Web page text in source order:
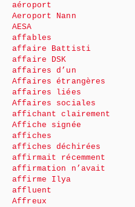
aéroport
Aeroport Nann
AESA
affables
affaire Battisti
affaire DSK
affaires d’un
Affaires étrangères
affaires liées
Affaires sociales
affichant clairement
Affiche signée
affiches
affiches déchirées
affirmait récemment
affirmation n’avait
affirme Ilya
affluent
Affreux